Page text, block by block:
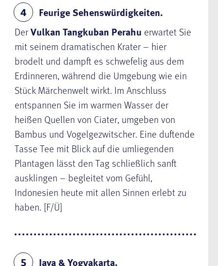
4
Feurige Sehenswürdigkeiten.
DerVulkan Tangkuban Perahu erwartet Sie
mit seinem dramatischen Krater – hier
brodelt und dampft es schwefelig aus dem
Erdinneren, während die Umgebung wie ein
Stück Märchenwelt wirkt. Im Anschluss
entspannen Sie im warmen Wasser der
heißen Quellen von Ciater, umgeben von
Bambus und Vogelgezwitscher. Eine duftende
Tasse Tee mit Blick auf die umliegenden
Plantagen lässt den Tag schließlich sanft
ausklingen – begleitet vom Gefühl,
Indonesien heute mit allen Sinnen erlebt zu
haben. [F/Ü]
5
Java & Yogyakarta.